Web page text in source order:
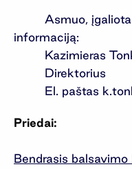
Asmuo, įgaliotas
informaciją:
Kazimieras
Direktorius
El. paštas
Priedai:
Bendrasis